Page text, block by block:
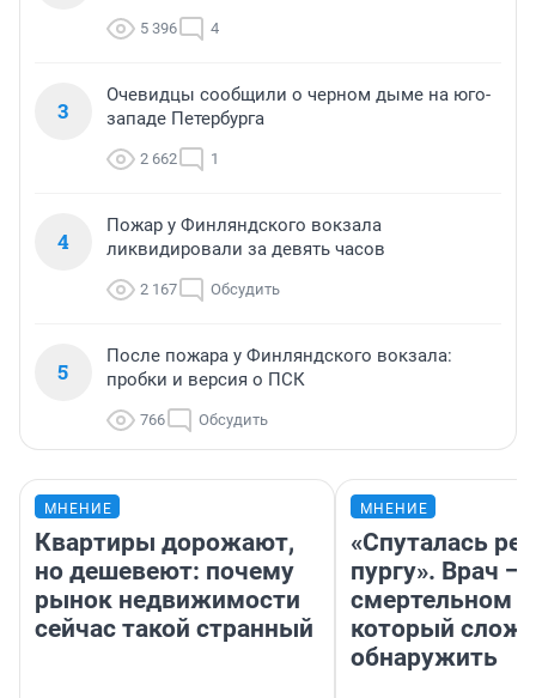
5 396 4
3
Очевидцы сообщили о черном дыме на юго-
западе Петербурга
2 662 1
4
Пожар у Финляндского вокзала
ликвидировали за девять часов
2 167 Обсудить
5
После пожара у Финляндского вокзала:
пробки и версия о ПСК
766 Обсудить
МНЕНИЕ
Квартиры дорожают,
но дешевеют: почему
рынок недвижимости
сейчас такой странный
МНЕНИЕ
«Спуталась
пургу». Врач —
смертельном
который
обнаружить